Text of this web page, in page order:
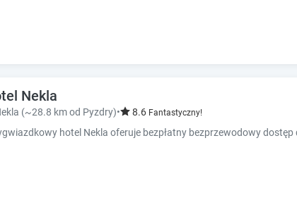
e
s
i
Nekla
(~28.8 km od Pyzdry)• 8.6 Fantastyczny!